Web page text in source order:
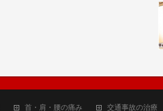
首・肩・腰の痛み 交通事故の治療